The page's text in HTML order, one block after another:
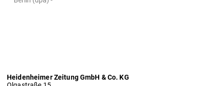
Heidenheimer Zeitung GmbH & Co. KG